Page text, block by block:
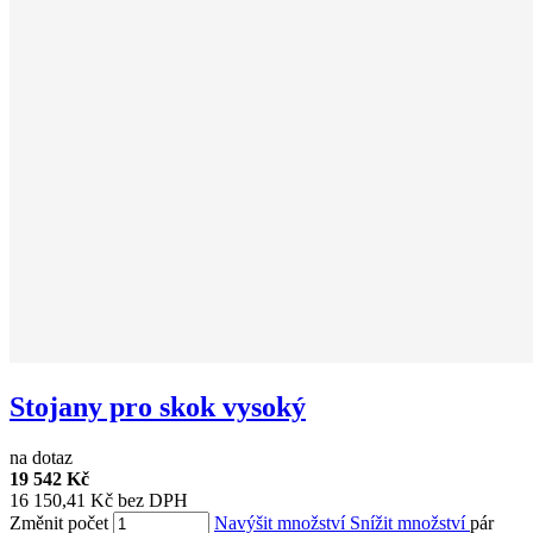
Stojany pro skok vysoký
na dotaz
19 542 Kč
16 150,41 Kč bez DPH
Změnit počet
Navýšit množství Snížit množstvípár